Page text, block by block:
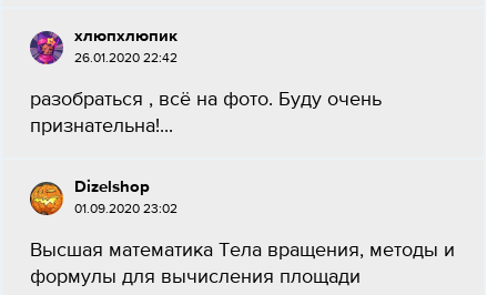
хлюпхлюпик
26.01.2020 22:42
разобраться , всё на фото. Буду очень
признательна!...
Dizelshop
01.09.2020 23:02
Высшая математика Тела вращения, методы и
формулы для вычисления площади